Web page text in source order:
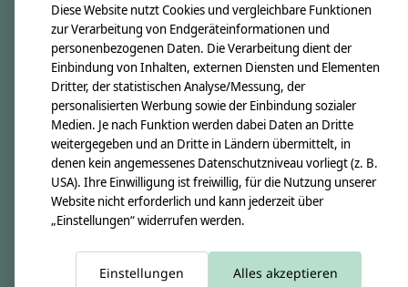
Nähkästchen
Unsere Stoffe
Impressum
Informationen
Kontakt
Versandkosten & Rücksendungen
Zahlungsarten
Widerrufsbelehrung
Diese Website nutzt Cookies und vergleichbare Funktionen
zur Verarbeitung von Endgeräteinformationen und
personenbezogenen Daten. Die Verarbeitung dient der
Einbindung von Inhalten, externen Diensten und Elementen
Dritter, der statistischen Analyse/Messung, der
personalisierten Werbung sowie der Einbindung sozialer
Medien. Je nach Funktion werden dabei Daten an Dritte
weitergegeben und an Dritte in Ländern übermittelt, in
denen kein angemessenes Datenschutzniveau vorliegt (z. B.
USA). Ihre Einwilligung ist freiwillig, für die Nutzung unserer
Website nicht erforderlich und kann jederzeit über
„Einstellungen“ widerrufen werden.
Einstellungen Alles akzeptieren